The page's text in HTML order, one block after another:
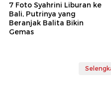
7 Foto Syahrini Liburan ke
Bali, Putrinya yang
Beranjak Balita Bikin
Gemas